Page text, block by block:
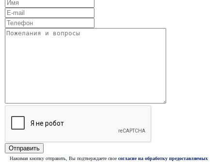
Нажимая кнопку отправить, Вы подтверждаете свое согласие на обработку предоставляемых